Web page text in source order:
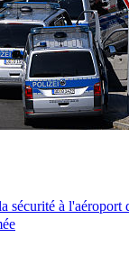
sécurité à l'aéroport